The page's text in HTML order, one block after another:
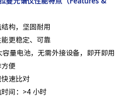
构，坚固耐用
更稳定、可靠
量电池，无需外接设备，即开即用
便
速比对
间：>4 小时